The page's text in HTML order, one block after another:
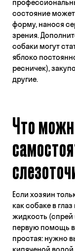
состояние
форму, нанося
зрения.
собаки могут
яблоко
ресничек),
другие.
Что
Если хозяин
как собаке в
жидкость (спрей
первую помощь
простая: нужно